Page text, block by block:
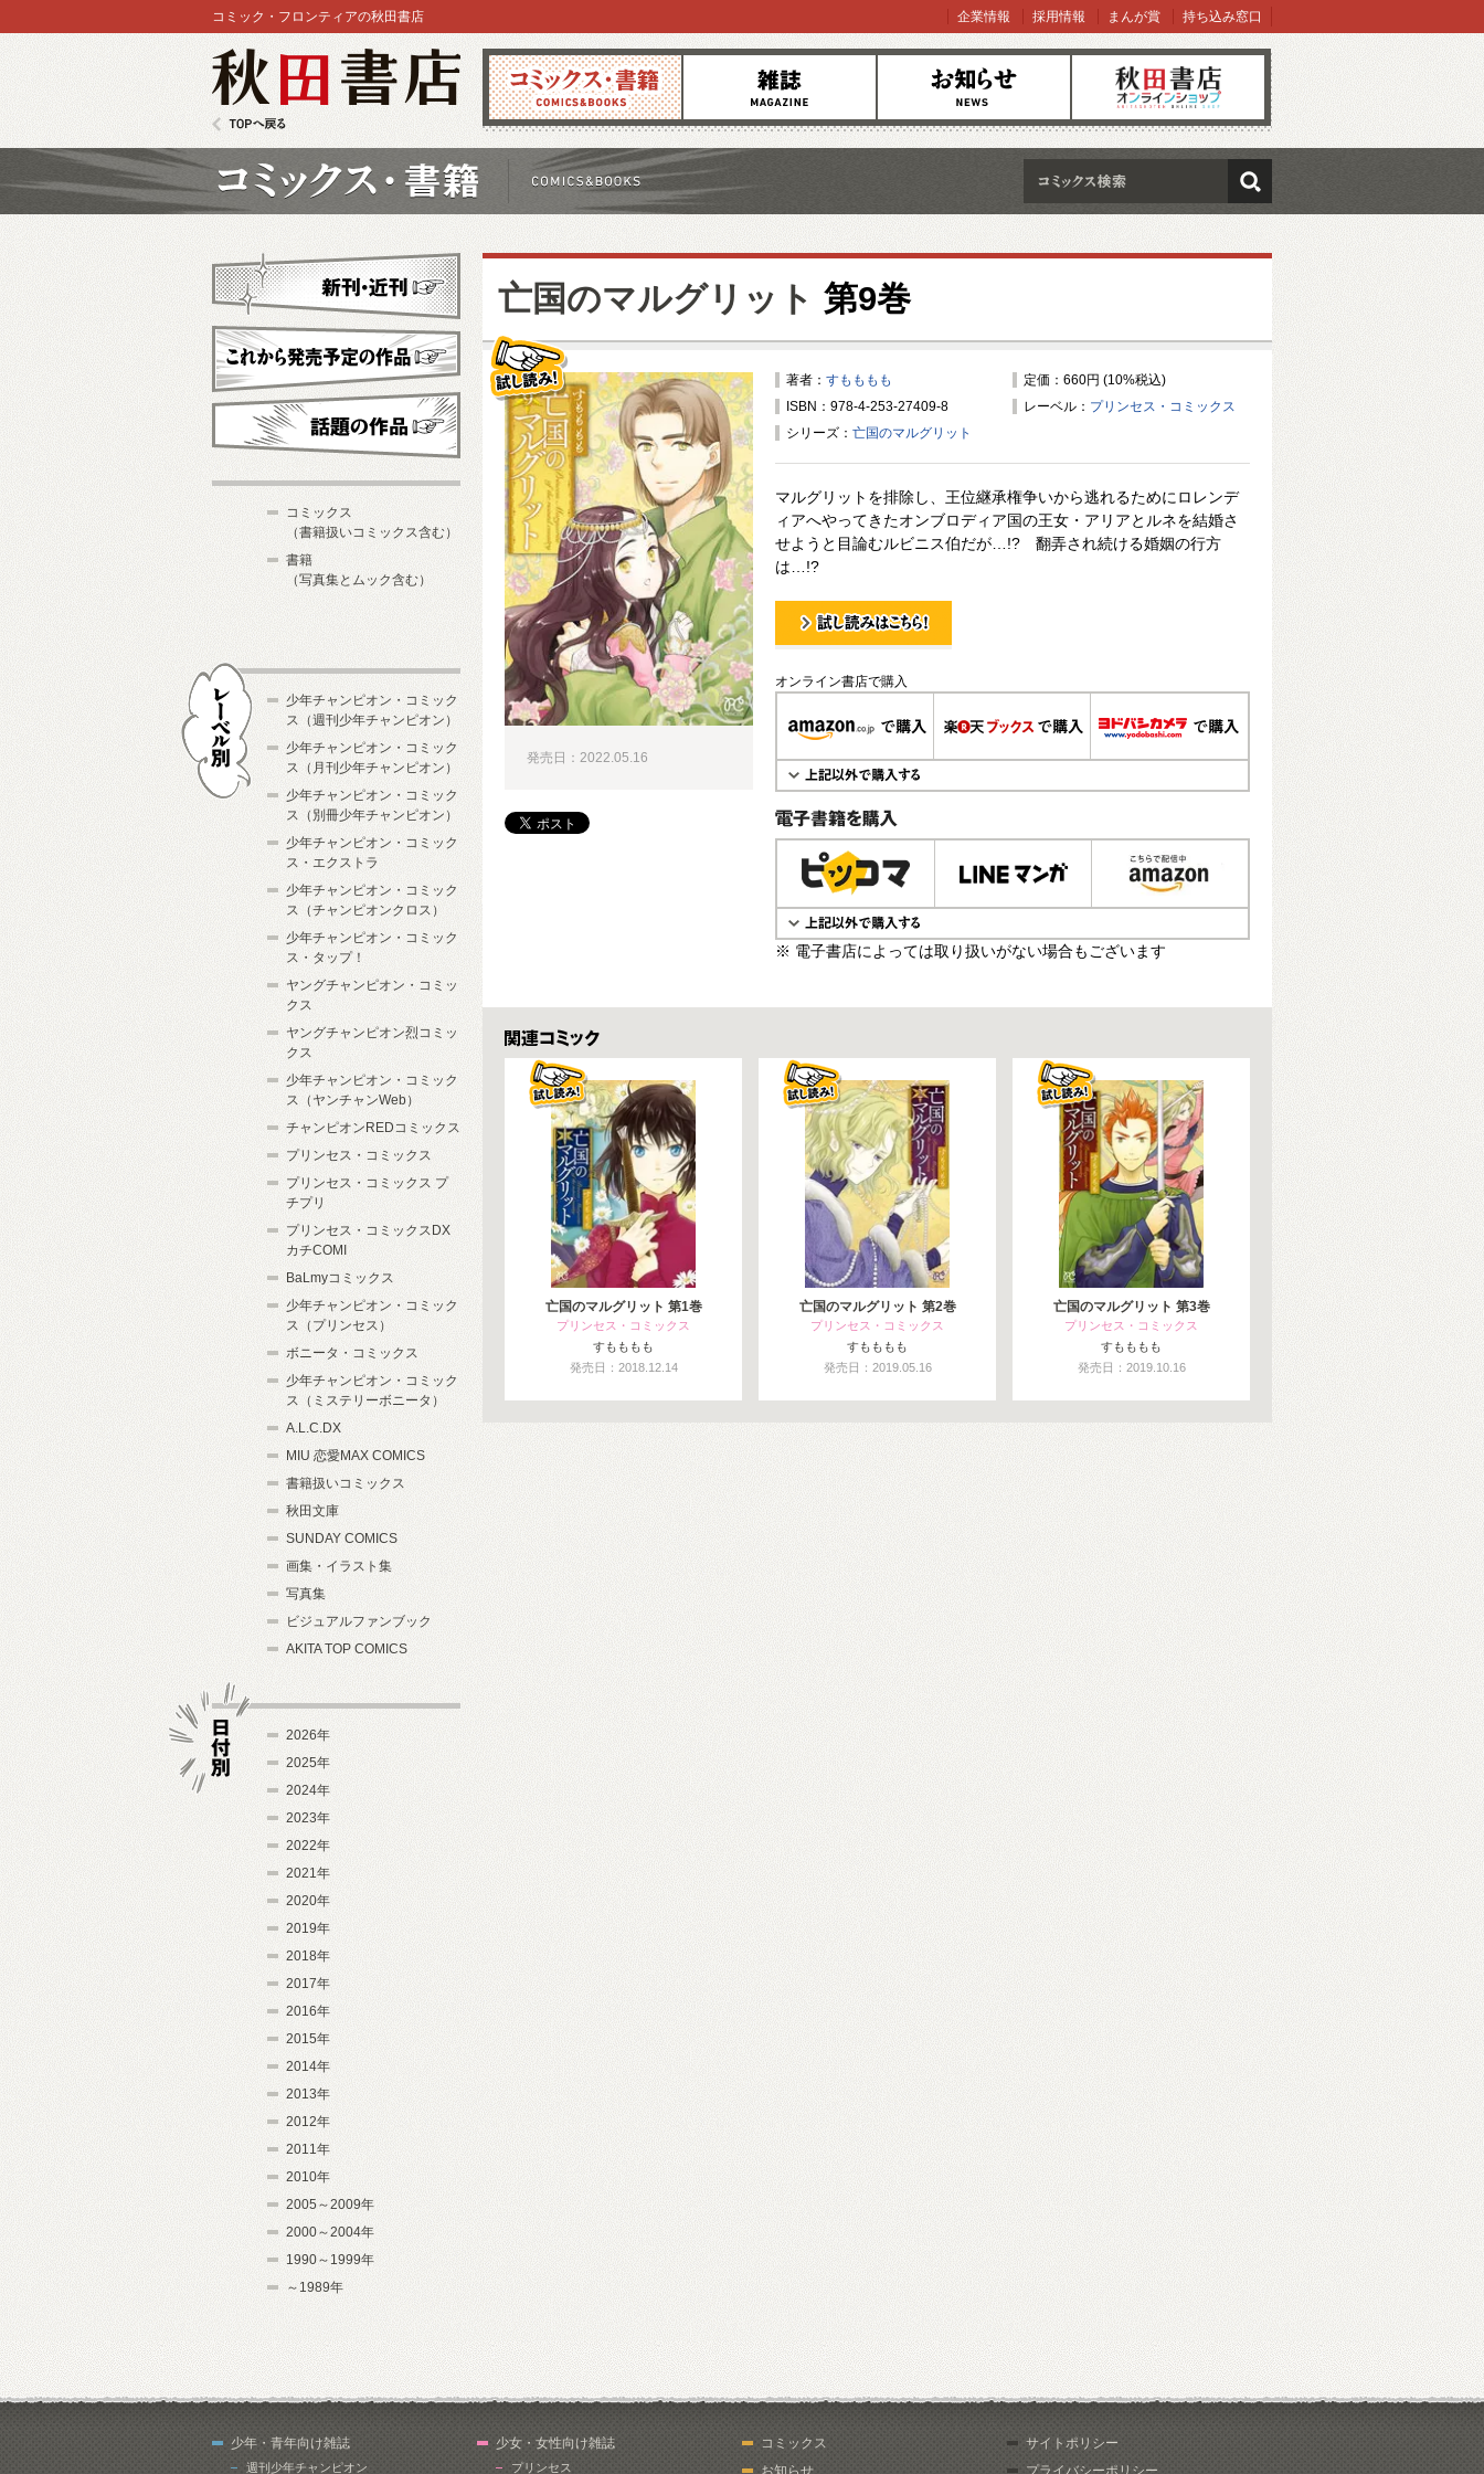
コミックス 雑誌 お知らせ オンラインショップ
コミック・フロンティアの秋田書店 企業情報 採用情報 まんが賞 持ち込み窓口
検索
亡国のマルグリット 第9巻
著者： すもももも
定価：660円 (10%税込)
ISBN：978-4-253-27409-8
レーベル： プリンセス・コミックス
シリーズ： 亡国のマルグリット
マルグリットを排除し、王位継承権争いから逃れるためにロレンデ
ィアへやってきたオンブロディア国の王女・アリアとルネを結婚さ
せようと目論むルビニス伯だが…!? 翻弄され続ける婚姻の行方
は…!?
試し読み！
オンライン書店で購入
電子書籍で購入
※ 電子書店によっては取り扱いがない場合もございます
発売日：2022.05.16
関連コミックス
亡国のマルグリット 第1巻
プリンセス・コミックス
すもももも
発売日：2018.12.14
亡国のマルグリット 第2巻
プリンセス・コミックス
すもももも
発売日：2019.05.16
亡国のマルグリット 第3巻
プリンセス・コミックス
すもももも
発売日：2019.10.16
新刊・近刊
これから発売予定
コミックス
（書籍扱いコミックス含む）
書籍
（写真集とムック含む）
少年チャンピオン・コミック
ス（週刊少年チャンピオン）
少年チャンピオン・コミック
ス（月刊少年チャンピオン）
少年チャンピオン・コミック
ス（別冊少年チャンピオン）
少年チャンピオン・コミック
ス・エクストラ
少年チャンピオン・コミック
ス（チャンピオンクロス）
少年チャンピオン・コミック
ス・タップ！
ヤングチャンピオン・コミッ
クス
ヤングチャンピオン烈コミッ
クス
少年チャンピオン・コミック
ス（ヤンチャンWeb）
チャンピオンREDコミックス
プリンセス・コミックス
プリンセス・コミックス プ
チプリ
プリンセス・コミックスDX
カチCOMI
BaLmyコミックス
少年チャンピオン・コミック
ス（プリンセス）
ボニータ・コミックス
少年チャンピオン・コミック
ス（ミステリーボニータ）
A.L.C.DX
MIU 恋愛MAX COMICS
書籍扱いコミックス
秋田文庫
SUNDAY COMICS
画集・イラスト集
写真集
ビジュアルファンブック
AKITA TOP COMICS
2026年
2025年
2024年
2023年
2022年
2021年
2020年
2019年
2018年
2017年
2016年
2015年
2014年
2013年
2012年
2011年
2010年
2005～2009年
2000～2004年
1990～1999年
～1989年
少年・青年向け雑誌
週刊少年チャンピオン
少女・女性向け雑誌
プリンセス
コミックス
お知らせ
サイトポリシー
プライバシーポリシー